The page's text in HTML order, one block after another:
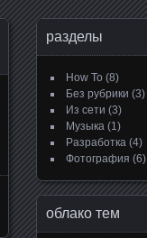
разделы
How To (8)
Без рубрики (3)
Из сети (3)
Музыка (1)
Разработка (4)
Фотография (6)
облако тем